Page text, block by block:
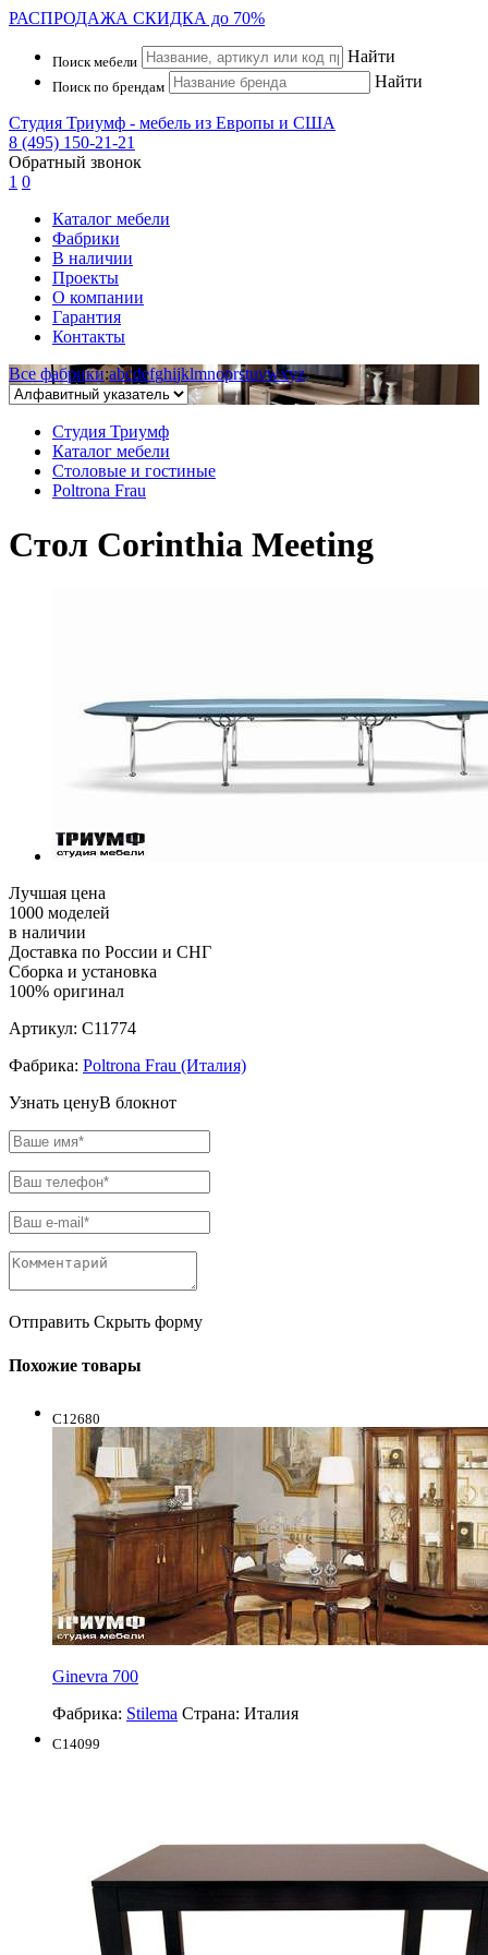
РАСПРОДАЖА СКИДКА до 70%
Поиск мебели Найти
Поиск по брендам Найти
Студия Триумф - мебель из Европы и США
8 (495) 150-21-21
Обратный звонок
1 0
Каталог мебели
Фабрики
В наличии
Проекты
О компании
Гарантия
Контакты
Все фабрики:abcdefghijklmnoprstuvwxyz
Студия Триумф
Каталог мебели
Столовые и гостиные
Poltrona Frau
Стол Corinthia Meeting
Лучшая цена
1000 моделей
в наличии
Доставка по России и СНГ
Сборка и установка
100% оригинал
Артикул: C11774
Фабрика: Poltrona Frau (Италия)
Узнать ценуВ блокнот
Отправить Скрыть форму
Похожие товары
C12680
Ginevra 700
Фабрика: Stilema Страна: Италия
C14099